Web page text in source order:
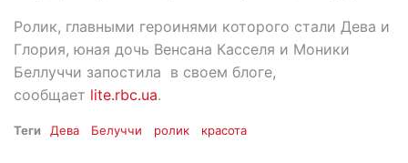
Ролик, главными героинями которого стали Дева и
Глория, юная дочь Венсана Касселя и Моники
Беллуччи запостила в своем блоге,
сообщает lite.rbc.ua.
Теги Дева Белуччи ролик красота